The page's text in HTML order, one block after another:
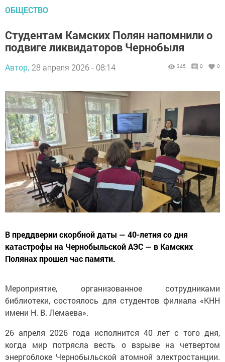
ОБЩЕСТВО
Студентам Камских Полян напомнили о
подвиге ликвидаторов Чернобыля
Автор, 28 апреля 2026 - 08:14 345 0 0
В преддверии скорбной даты — 40-летия со дня
катастрофы на Чернобыльской АЭС — в Камских
Полянах прошел час памяти.
Мероприятие, организованное сотрудниками
библиотеки, состоялось для студентов филиала «КНН
имени Н. В. Лемаева».
26 апреля 2026 года исполнится 40 лет с того дня,
когда мир потрясла весть о взрыве на четвертом
энергоблоке Чернобыльской атомной электростанции.